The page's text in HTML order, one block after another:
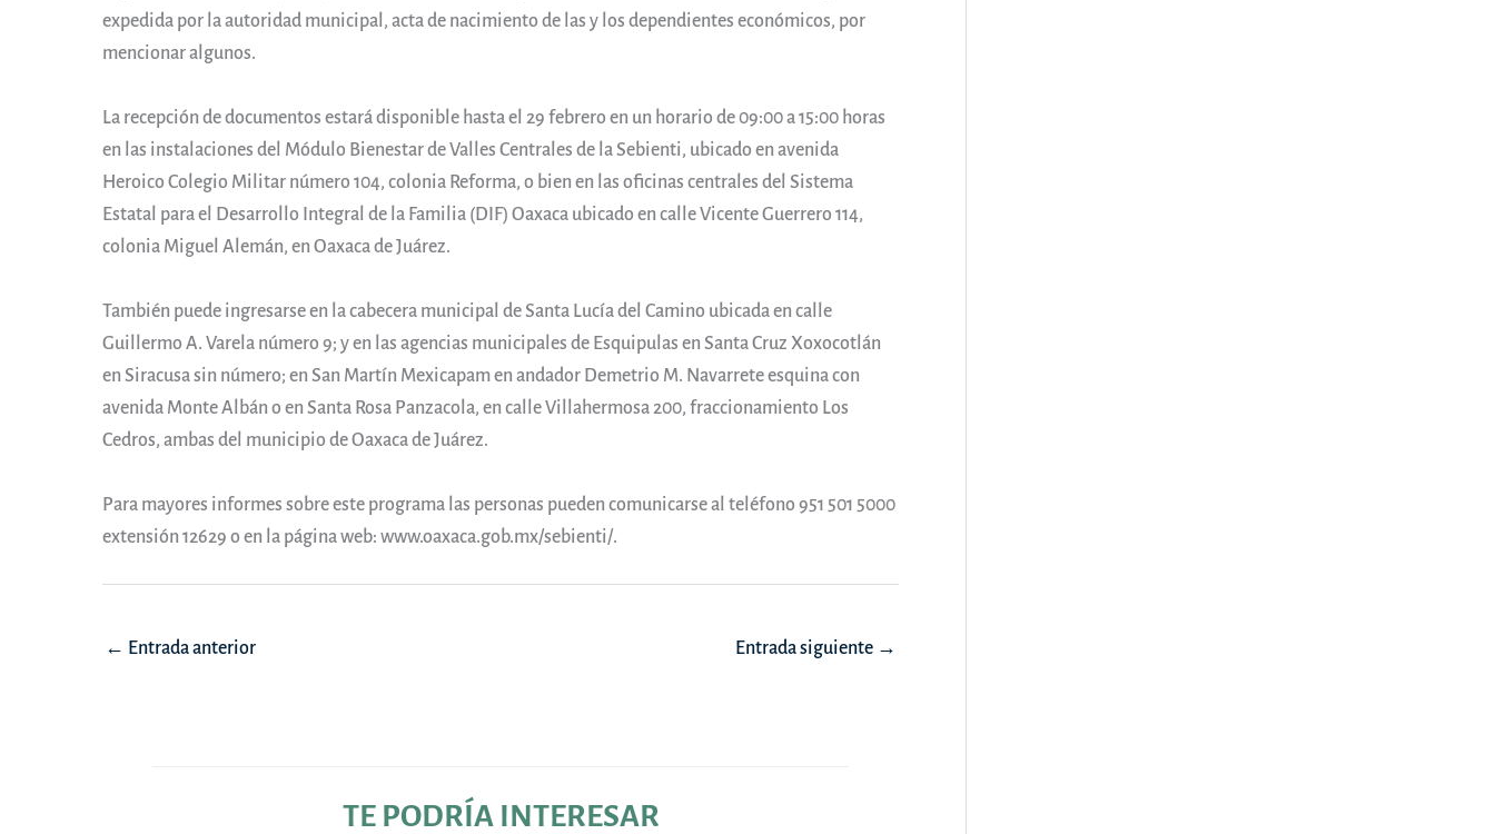
expedida por la autoridad municipal, acta de nacimiento de las y los dependientes económicos, por
mencionar algunos.
La recepción de documentos estará disponible hasta el 29 febrero en un horario de 09:00 a 15:00 horas
en las instalaciones del Módulo Bienestar de Valles Centrales de la Sebienti, ubicado en avenida
Heroico Colegio Militar número 104, colonia Reforma, o bien en las oficinas centrales del Sistema
Estatal para el Desarrollo Integral de la Familia (DIF) Oaxaca ubicado en calle Vicente Guerrero 114,
colonia Miguel Alemán, en Oaxaca de Juárez.
También puede ingresarse en la cabecera municipal de Santa Lucía del Camino ubicada en calle
Guillermo A. Varela número 9; y en las agencias municipales de Esquipulas en Santa Cruz Xoxocotlán
en Siracusa sin número; en San Martín Mexicapam en andador Demetrio M. Navarrete esquina con
avenida Monte Albán o en Santa Rosa Panzacola, en calle Villahermosa 200, fraccionamiento Los
Cedros, ambas del municipio de Oaxaca de Juárez.
Para mayores informes sobre este programa las personas pueden comunicarse al teléfono 951 501 5000
extensión 12629 o en la página web: www.oaxaca.gob.mx/sebienti/.
Navegación
← Entrada anterior Entrada siguiente →
TE PODRÍA INTERESAR